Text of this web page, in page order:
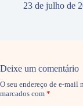
23 de julho de
Deixe um comentário
O seu endereço de e-mail
marcados com *